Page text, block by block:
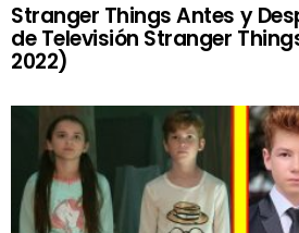
Stranger Things Antes y
de Televisión Stranger
2022)